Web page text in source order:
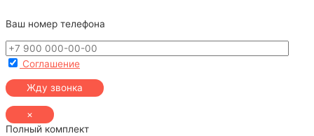
Ваш номер телефона
Соглашение
×
Полный комплект